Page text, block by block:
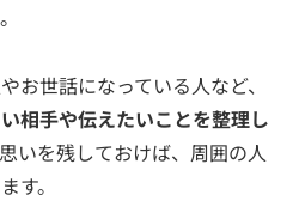
お世話になっている人など、
相手や伝えたいことを整理し
いを残しておけば、周囲の人
す。